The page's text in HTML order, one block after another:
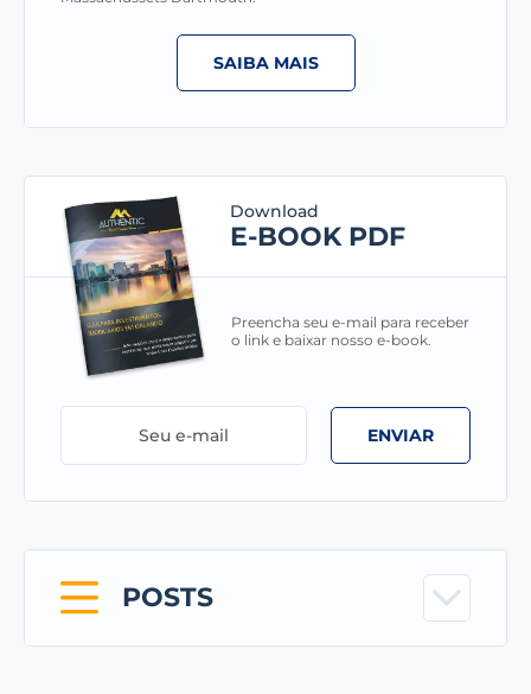
SAIBA MAIS
Download
E-BOOK PDF
Preencha seu e-mail para receber
o link e baixar nosso e-book.
ENVIAR
POSTS